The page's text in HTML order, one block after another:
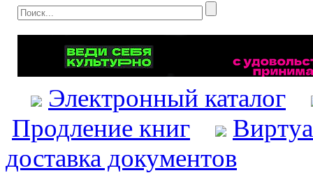
Электронный каталог
Продление книг
доставка документов